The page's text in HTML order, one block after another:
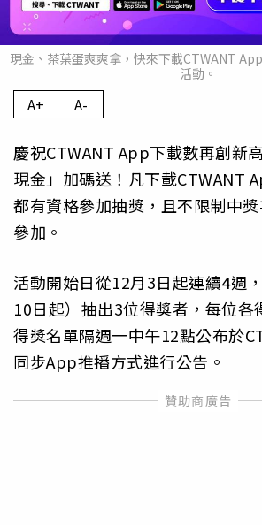
現金、茶葉蛋爽爽拿，快來下載CTWANT
活動。
A+ A-
慶祝CTWANT App下載數再創新
現金」加碼送！凡下載CTWANT
都有資格參加抽獎，且不限制中
參加。
活動開始日從12月3日起連續4週
10日起）抽出3位得獎者，每位各
得獎名單隔週一中午12點公布於
同步App推播方式進行公告。